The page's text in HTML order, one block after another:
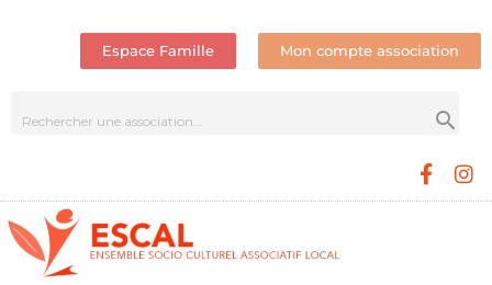
Espace Famille Mon compte association